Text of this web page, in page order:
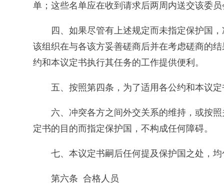
单；这些名单应在收到请求后两周内送交该委
四、如果尽管有上述规定而未指定保护国
该组织在与各该方妥善磋商后并在考虑磋商的
约和本议定书执行其任务的工作提供便利。
五、按照第四条，为了适用各公约和本议
六、冲突各方之间外交关系的维持，或按
定书的目的而指定保护国，不构成任何障碍。
七、本议定书嗣后任何提及保护国之处，
第六条 合格人员